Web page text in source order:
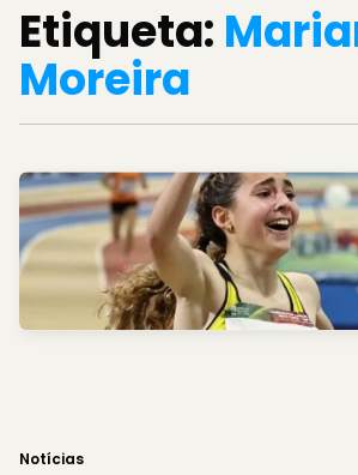
Etiqueta:
Moreira
Notícias